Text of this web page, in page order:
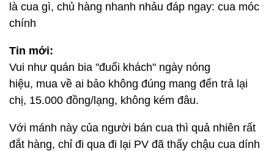
là cua gì, chủ hàng nhanh nhảu đáp ngay: cua móc
chính
Tin mới:
Vui như quán bia "đuổi khách" ngày nóng
hiệu, mua về ai bảo không đúng mang đến trả lại
chị, 15.000 đồng/lạng, không kém đâu.
Với mánh này của người bán cua thì quả nhiên rất
đắt hàng, chỉ đi qua đi lại PV đã thấy chậu cua dính